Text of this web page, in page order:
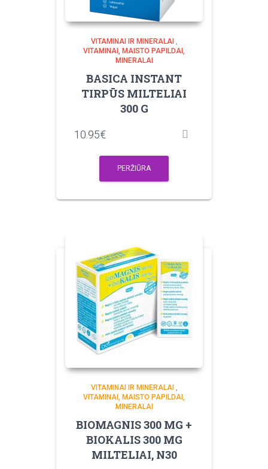
VITAMINAI IR MINERALAI ,
VITAMINAI, MAISTO PAPILDAI,
MINERALAI
BASICA INSTANT
TIRPŪS MILTELIAI
300 G
10.95€
PERŽIŪRA
VITAMINAI IR MINERALAI ,
VITAMINAI, MAISTO PAPILDAI,
MINERALAI
BIOMAGNIS 300 MG +
BIOKALIS 300 MG
MILTELIAI, N30